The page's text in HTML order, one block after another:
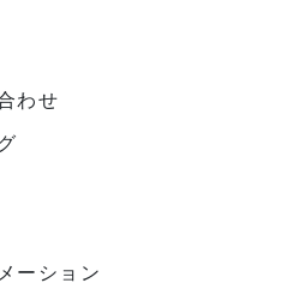
わせ
ーション